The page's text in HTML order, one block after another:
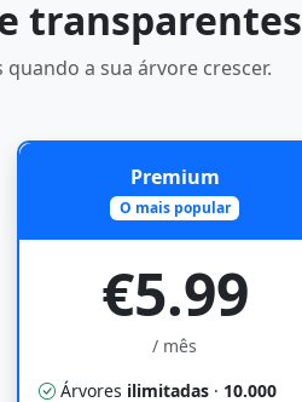
transparentes
a sua árvore crescer.
Premium
O mais popular
€5.99
/ mês
Árvores ilimitadas · 10.000